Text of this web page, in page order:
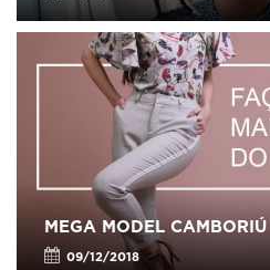
MEGA MODEL CAMBORIÚ
09/12/2018